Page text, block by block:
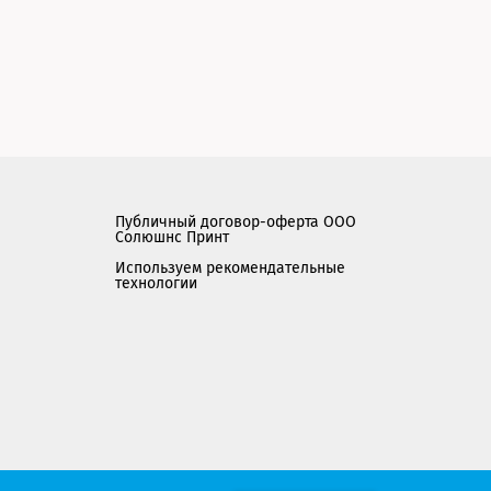
Публичный договор-оферта ООО
Солюшнс Принт
Используем рекомендательные
технологии